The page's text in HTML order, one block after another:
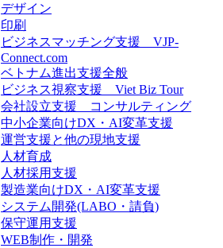
デザイン
印刷
ビジネスマッチング支援 VJP-
Connect.com
ベトナム進出支援全般
ビジネス視察支援 Viet Biz Tour
会社設立支援 コンサルティング
中小企業向けDX・AI変革支援
運営支援と他の現地支援
人材育成
人材採用支援
製造業向けDX・AI変革支援
システム開発(LABO・請負)
保守運用支援
WEB制作・開発